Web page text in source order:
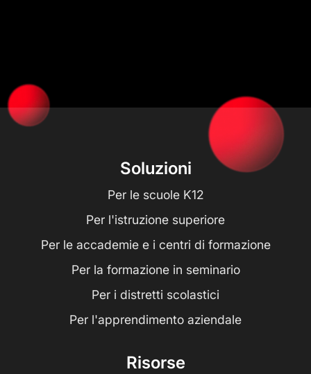
Soluzioni
Per le scuole K12
Per l'istruzione superiore
Per le accademie e i centri di formazione
Per la formazione in seminario
Per i distretti scolastici
Per l'apprendimento aziendale
Risorse